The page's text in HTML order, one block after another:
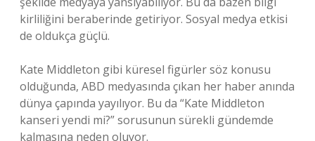
kirliliğini beraberinde getiriyor. Sosyal medya etkisi
de oldukça güçlü.
Kate Middleton gibi küresel figürler söz konusu
olduğunda, ABD medyasında çıkan her haber anında
dünya çapında yayılıyor. Bu da “Kate Middleton
kanseri yendi mi?” sorusunun sürekli gündemde
kalmasına neden oluyor.